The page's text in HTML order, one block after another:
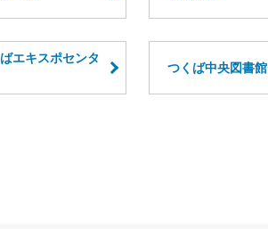
エキスポセンタ
つくば中央図書館